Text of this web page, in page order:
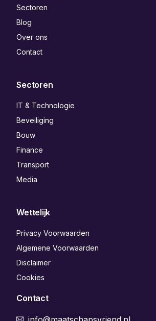
Sectoren
Blog
Over ons
Contact
Sectoren
IT & Technologie
Beveiliging
Bouw
Finance
Transport
Media
Wettelijk
Privacy Voorwaarden
Algemene Voorwaarden
Disclaimer
Cookies
Contact